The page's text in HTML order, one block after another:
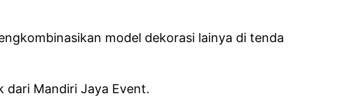
model dekorasi lainya di tenda
dari Mandiri Jaya Event.